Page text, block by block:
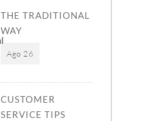
THE TRADITIONAL
WAY
Ago 26
CUSTOMER
SERVICE TIPS